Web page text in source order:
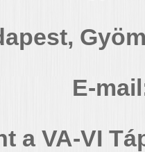
E-
a VA-VI